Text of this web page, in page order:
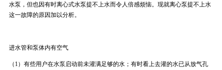
水泵，但也因有时离心式水泵提不上水而令人倍感烦恼。现就离心泵提不上水
这一故障的原因加以分析。
进水管和泵体内有空气
（1）有些用户在水泵启动前未灌满足够的水；有时看上去灌的水已从放气孔